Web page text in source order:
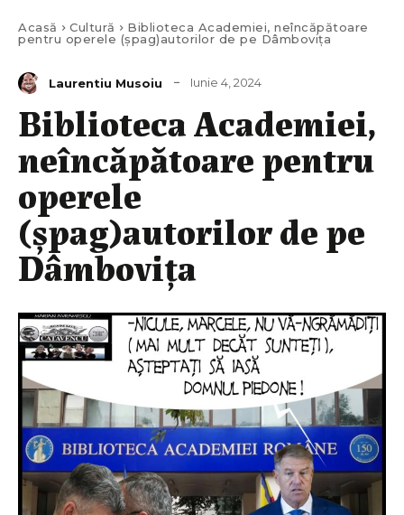
Acasă Cultură
Biblioteca Academiei, neîncăpătoare
pentru operele (șpag)autorilor de pe Dâmbovița
Laurentiu Musoiu Iunie 4, 2024
Biblioteca Academiei,
neîncăpătoare pentru
operele
(șpag)autorilor de pe
Dâmbovița